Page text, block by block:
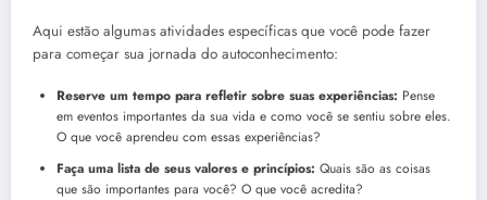
Aqui estão algumas atividades específicas que você pode fazer
para começar sua jornada do autoconhecimento:
Reserve um tempo para refletir sobre suas experiências: Pense
em eventos importantes da sua vida e como você se sentiu sobre eles.
O que você aprendeu com essas experiências?
Faça uma lista de seus valores e princípios: Quais são as coisas
que são importantes para você? O que você acredita?